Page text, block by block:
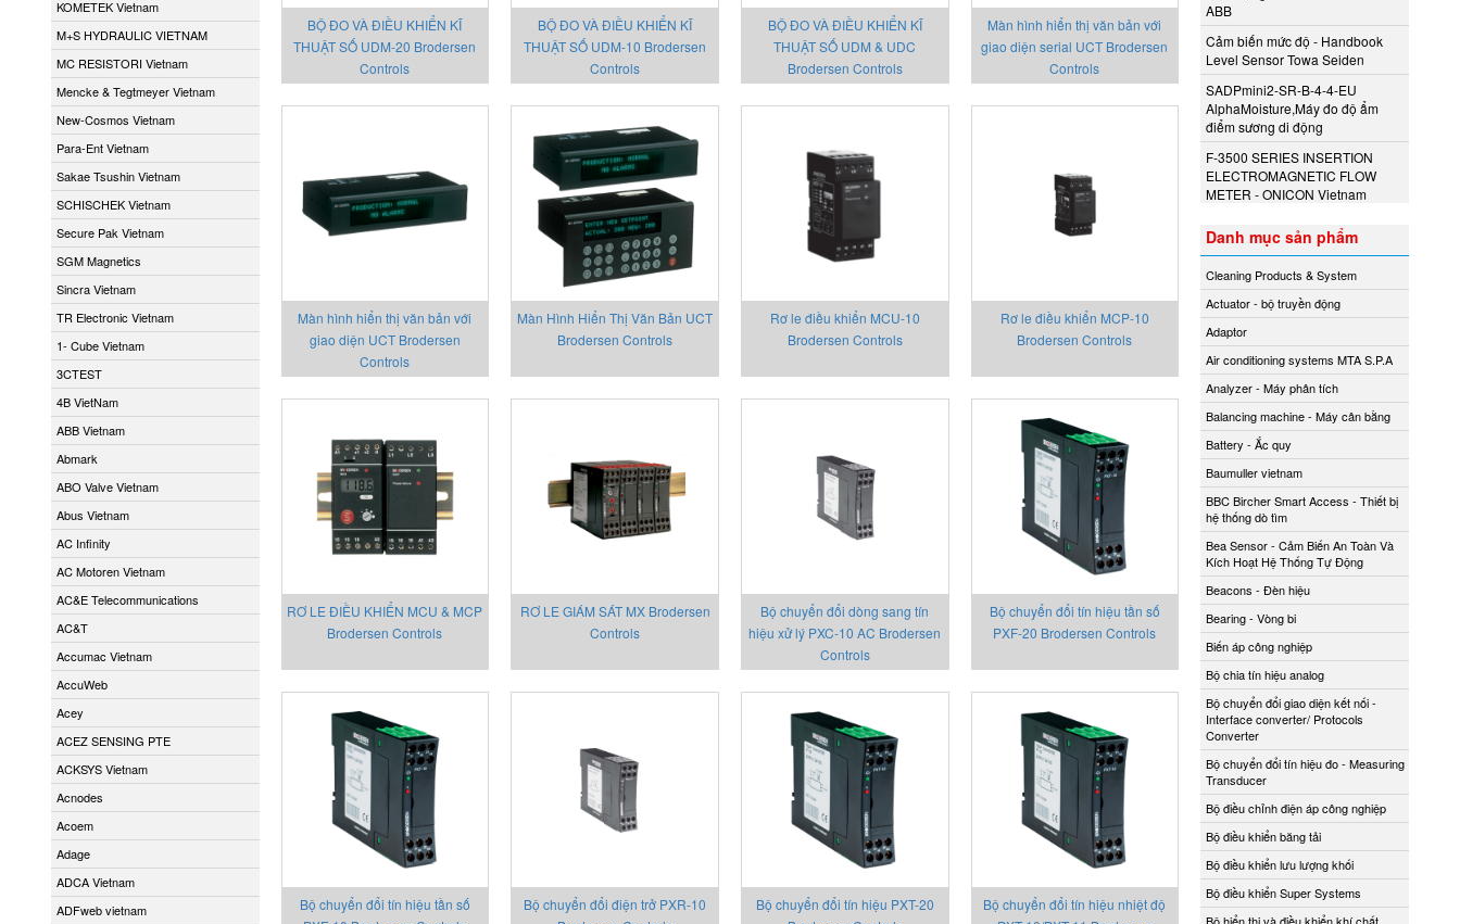
KOMETEK Vietnam
M+S HYDRAULIC VIETNAM
MC RESISTORI Vietnam
Mencke & Tegtmeyer Vietnam
New-Cosmos Vietnam
Para-Ent Vietnam
Sakae Tsushin Vietnam
SCHISCHEK Vietnam
Secure Pak Vietnam
SGM Magnetics
Sincra Vietnam
TR Electronic Vietnam
1- Cube Vietnam
3CTEST
4B VietNam
ABB Vietnam
Abmark
ABO Valve Vietnam
Abus Vietnam
AC Infinity
AC Motoren Vietnam
AC&E Telecommunications
AC&T
Accumac Vietnam
AccuWeb
Acey
ACEZ SENSING PTE
ACKSYS Vietnam
Acnodes
Acoem
Adage
ADCA Vietnam
ADFweb vietnam
BỘ ĐO VÀ ĐIỀU KHIỂN KĨ
THUẬT SỐ UDM-20 Brodersen
Controls
BỘ ĐO VÀ ĐIỀU KHIỂN KĨ
THUẬT SỐ UDM-10 Brodersen
Controls
BỘ ĐO VÀ ĐIỀU KHIỂN KĨ
THUẬT SỐ UDM & UDC
Brodersen Controls
Màn hình hiển thị văn bản với
giao diện serial UCT Brodersen
Controls
Màn hình hiển thị văn bản với
giao diện UCT Brodersen
Controls
Màn Hình Hiển Thị Văn Bản UCT
Brodersen Controls
Rơ le điều khiển MCU-10
Brodersen Controls
Rơ le điều khiển MCP-10
Brodersen Controls
RƠ LE ĐIỀU KHIỂN MCU & MCP
Brodersen Controls
RƠ LE GIÁM SÁT MX Brodersen
Controls
Bộ chuyển đổi dòng sang tín
hiệu xử lý PXC-10 AC Brodersen
Controls
Bộ chuyển đổi tín hiệu tần số
PXF-20 Brodersen Controls
Bộ chuyển đổi tín hiệu tần số
Bộ chuyển đổi điện trở PXR-10
Bộ chuyển đổi tín hiệu PXT-20
Bộ chuyển đổi tín hiệu nhiệt độ
ABB
Cảm biến mức độ - Handbook
Level Sensor Towa Seiden
SADPmini2-SR-B-4-4-EU
AlphaMoisture,Máy đo độ ẩm
điểm sương di động
F-3500 SERIES INSERTION
ELECTROMAGNETIC FLOW
METER - ONICON Vietnam
Danh mục sản phẩm
Cleaning Products & System
Actuator - bộ truyền động
Adaptor
Air conditioning systems MTA S.P.A
Analyzer - Máy phân tích
Balancing machine - Máy cân bằng
Battery - Ắc quy
Baumuller vietnam
BBC Bircher Smart Access - Thiết bị
hệ thống dò tìm
Bea Sensor - Cảm Biến An Toàn Và
Kích Hoạt Hệ Thống Tự Động
Beacons - Đèn hiệu
Bearing - Vòng bi
Biến áp công nghiệp
Bộ chia tín hiệu analog
Bộ chuyển đổi giao diện kết nối -
Interface converter/ Protocols
Converter
Bộ chuyển đổi tín hiệu đo - Measuring
Transducer
Bộ điều chỉnh điện áp công nghiệp
Bộ điều khiển băng tải
Bộ điều khiển lưu lượng khối
Bộ điều khiển Super Systems